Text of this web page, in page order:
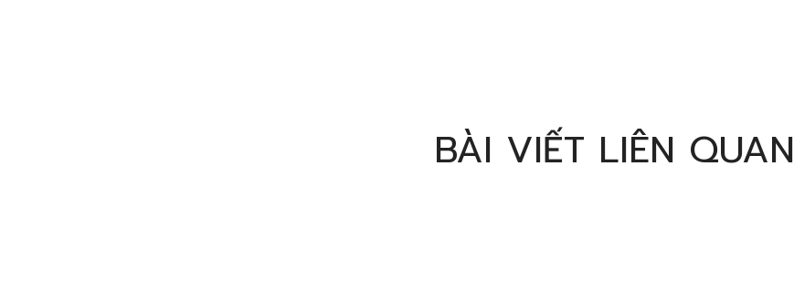
BÀI VIẾT LIÊN QUAN